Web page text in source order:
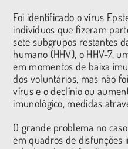
Foi identificado o vírus
indivíduos que fizeram
sete subgrupos restantes
humano (HHV), o HHV-7,
em momentos de baixa
dos voluntários, mas não
vírus e o declínio ou
imunológico, medidas
O grande problema no
em quadros de disfunções